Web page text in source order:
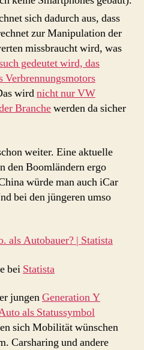
sich dadurch aus, dass
zur Manipulation der
missbraucht wird, was
gedeutet wird, das
Verbrennungsmotors
wirdnicht nur VW
Branchewerden da sicher
weiter. Eine aktuelle
den Boomländern ergo
würde man auch iCar
bei den jüngeren umso
bei Statista
jungenGeneration Y
als Statussymbol
sich Mobilität wünschen
Carsharing und andere